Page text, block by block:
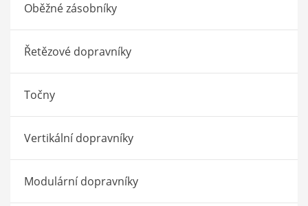
Oběžné zásobníky
Řetězové dopravníky
Točny
Vertikální dopravníky
Modulární dopravníky